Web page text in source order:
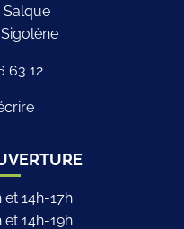
Salque
63 12
et 14h-17h
et 14h-19h